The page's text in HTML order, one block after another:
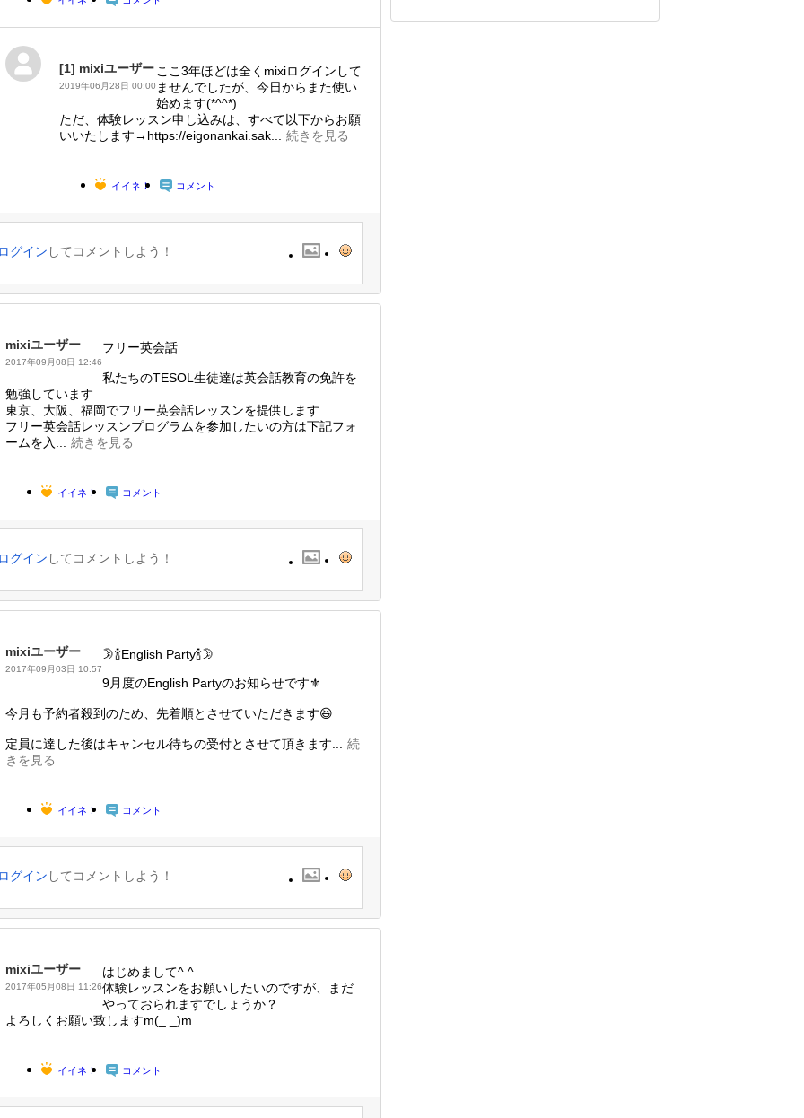
[1] mixiユーザー
2019年06月28日 00:00
ここ3年ほどは全くmixiログインして
ませんでしたが、今日からまた使い
始めます(*^^*)
ただ、体験レッスン申し込みは、すべて以下からお願
いいたします→https://eigonankai.sak...
続きを見る
イイネ！ コメント
グイン してコメントしよう！
mixiユーザー
2017年09月08日 12:46
フリー英会話
私たちのTESOL生徒達は英会話教育の免許を
勉強しています
東京、大阪、福岡でフリー英会話レッスンを提供します
フリー英会話レッスンプログラムを参加したいの方は下記フォ
ームを入...
続きを見る
イイネ！ コメント
グイン してコメントしよう！
mixiユーザー
2017年09月03日 10:57
🌛🍾English Party🍾🌛
9月度のEnglish Partyのお知らせです⚜
今月も予約者殺到のため、先着順とさせていただきます😆
定員に達した後はキャンセル待ちの受付とさせて頂きます...
続
きを見る
イイネ！ コメント
グイン してコメントしよう！
mixiユーザー
2017年05月08日 11:26
はじめまして^ ^
体験レッスンをお願いしたいのですが、まだ
やっておられますでしょうか？
よろしくお願い致しますm(_ _)m
イイネ！ コメント